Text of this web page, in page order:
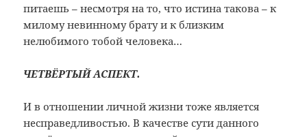
питаешь – несмотря на то, что истина такова – к
милому невинному брату и к близким
нелюбимого тобой человека…
ЧЕТВЁРТЫЙ АСПЕКТ.
И в отношении личной жизни тоже является
несправедливостью. В качестве сути данного